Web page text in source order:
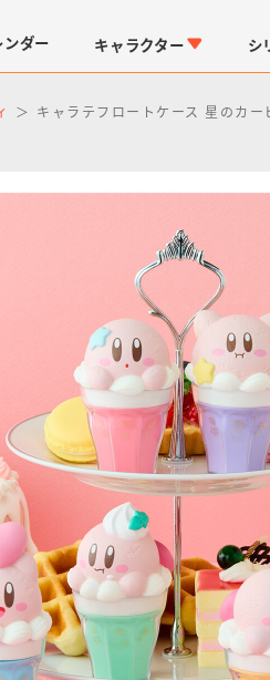
ンダー キャラクター
仮面ライダーシリーズ
シ
キャラパキ
キャラテフロートケース 星のカー